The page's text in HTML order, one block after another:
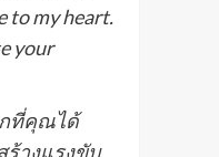
to my heart.
your
กที่คุณได้
ร้างแรงขับ